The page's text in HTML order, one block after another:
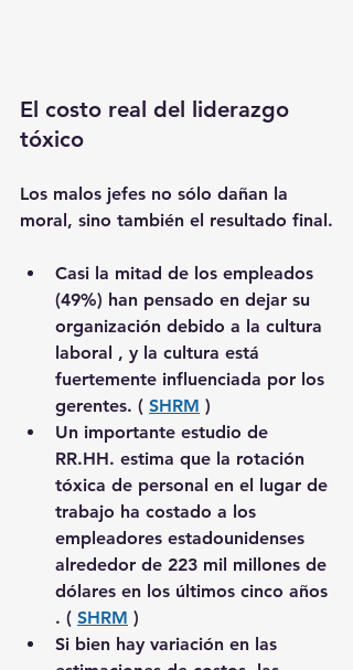
El costo real del liderazgo
tóxico
Los malos jefes no sólo dañan la
moral, sino también el resultado final.
Casi la mitad de los empleados
(49%) han pensado en dejar su
organización debido a la cultura
laboral , y la cultura está
fuertemente influenciada por los
gerentes. ( SHRM )
Un importante estudio de
RR.HH. estima que la rotación
tóxica de personal en el lugar de
trabajo ha costado a los
empleadores estadounidenses
alrededor de 223 mil millones de
dólares en los últimos cinco años
. ( SHRM )
Si bien hay variación en las